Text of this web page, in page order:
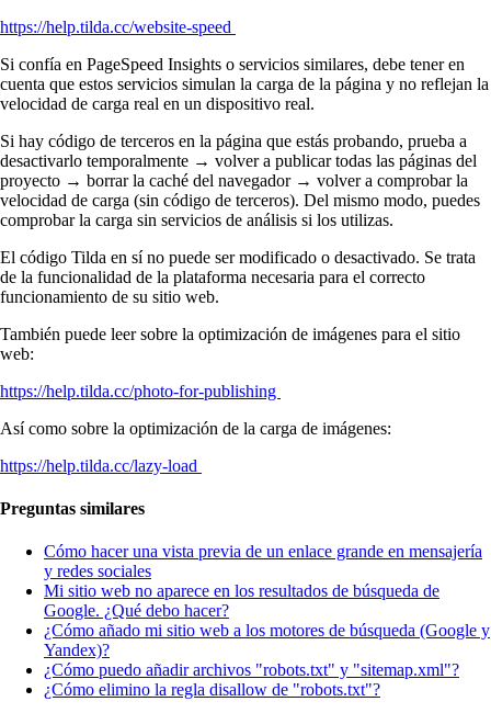
https://help.tilda.cc/website-speed
Si confía en PageSpeed Insights o servicios similares, debe tener en
cuenta que estos servicios simulan la carga de la página y no reflejan la
velocidad de carga real en un dispositivo real.
Si hay código de terceros en la página que estás probando, prueba a
desactivarlo temporalmente → volver a publicar todas las páginas del
proyecto → borrar la caché del navegador → volver a comprobar la
velocidad de carga (sin código de terceros). Del mismo modo, puedes
comprobar la carga sin servicios de análisis si los utilizas.
El código Tilda en sí no puede ser modificado o desactivado. Se trata
de la funcionalidad de la plataforma necesaria para el correcto
funcionamiento de su sitio web.
También puede leer sobre la optimización de imágenes para el sitio
web:
https://help.tilda.cc/photo-for-publishing
Así como sobre la optimización de la carga de imágenes:
https://help.tilda.cc/lazy-load
Preguntas similares
Cómo hacer una vista previa de un enlace grande en mensajería
y redes sociales
Mi sitio web no aparece en los resultados de búsqueda de
Google. ¿Qué debo hacer?
¿Cómo añado mi sitio web a los motores de búsqueda (Google y
Yandex)?
¿Cómo puedo añadir archivos "robots.txt" y "sitemap.xml"?
¿Cómo elimino la regla disallow de "robots.txt"?